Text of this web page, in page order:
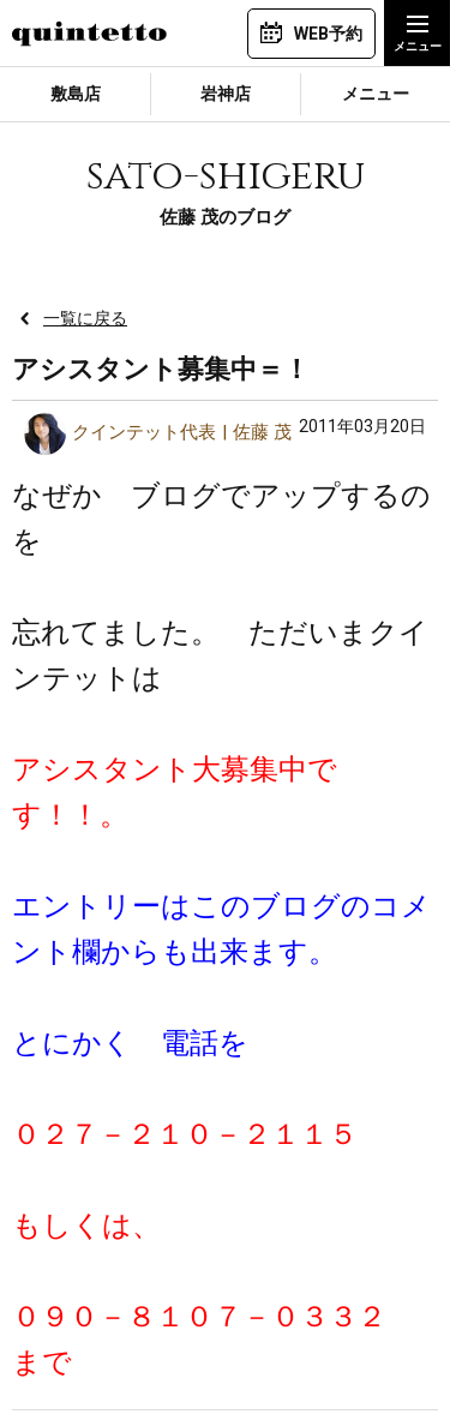
WEB予約
敷島店 岩神店 メニュー
sato-shigeru
佐藤 茂のブログ
一覧に戻る
アシスタント募集中＝！
クインテット代表 佐藤 茂 2011年03月20日
なぜか ブログでアップするの
を
忘れてました。 ただいまクイ
ンテットは
アシスタント大募集中で
す！！。
エントリーはこのブログのコメ
ント欄からも出来ます。
とにかく 電話を
０２７－２１０－２１１５
もしくは、
０９０－８１０７－０３３２
まで